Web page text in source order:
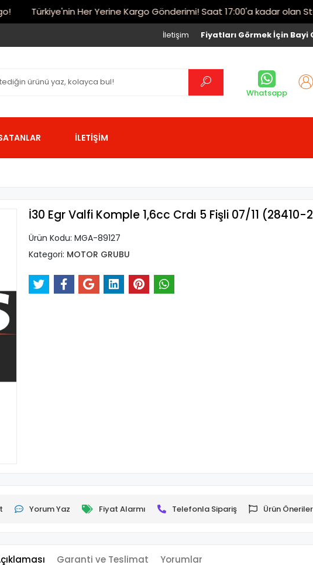
Türkiye'nin Her Yerine Kargo Gönderimi! Saat 17:00'a kadar olan
Fiyatları Görmek İçin Bayi
İletişim
Whatsapp
İLETİŞİM
İ30 Egr Valfi Komple 1,6cc Crdı 5 Fişli 07/11 (28410-
Ürün Kodu: MGA-89127
Kategori: MOTOR GRUBU
Yorum Yaz Fiyat Alarmı Telefonla Sipariş Ürün
Garanti ve Teslimat Yorumlar